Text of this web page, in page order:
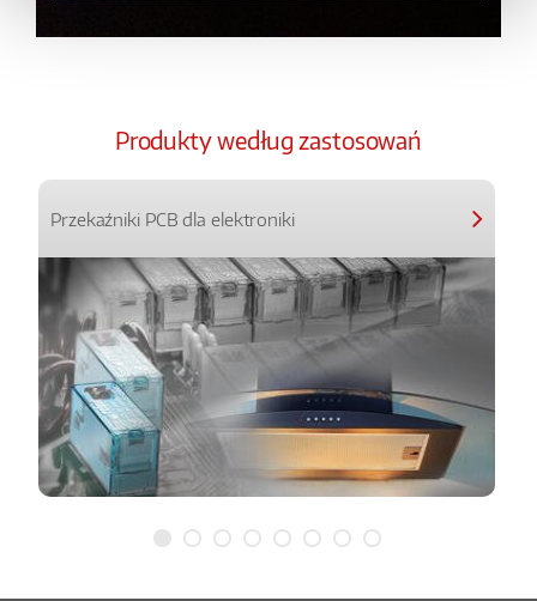
Produkty według zastosowań
Przekaźniki PCB dla elektroniki